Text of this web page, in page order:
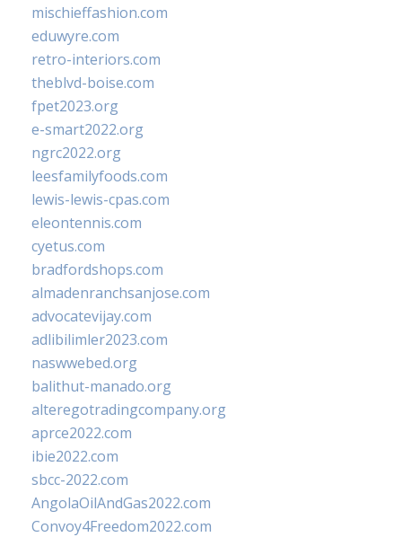
mischieffashion.com
eduwyre.com
retro-interiors.com
theblvd-boise.com
fpet2023.org
e-smart2022.org
ngrc2022.org
leesfamilyfoods.com
lewis-lewis-cpas.com
eleontennis.com
cyetus.com
bradfordshops.com
almadenranchsanjose.com
advocatevijay.com
adlibilimler2023.com
naswwebed.org
balithut-manado.org
alteregotradingcompany.org
aprce2022.com
ibie2022.com
sbcc-2022.com
AngolaOilAndGas2022.com
Convoy4Freedom2022.com